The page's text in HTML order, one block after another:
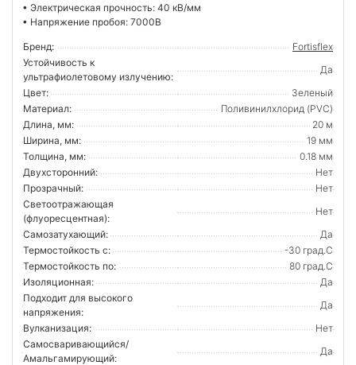
• Электрическая прочность: 40 кВ/мм
• Напряжение пробоя: 7000В
Бренд:
Fortisflex
Устойчивость к
ультрафиолетовому излучению:
Да
Цвет:
Зеленый
Материал:
Поливинилхлорид (PVC)
Длина, мм:
20 м
Ширина, мм:
19 мм
Толщина, мм:
0.18 мм
Двухсторонний:
Нет
Прозрачный:
Нет
Светоотражающая
(флуоресцентная):
Нет
Самозатухающий:
Да
Термостойкость с:
-30 град.C
Термостойкость по:
80 град.C
Изоляционная:
Да
Подходит для высокого
напряжения:
Да
Вулканизация:
Нет
Самосваривающийся/
Амальгамирующий:
Да